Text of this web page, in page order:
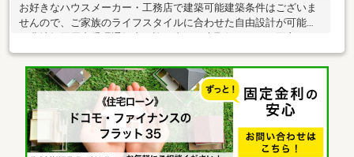
お好きなハウスメーカー・工務店で建築可能建築条件はございま
せんので、ご家族のライフスタイルに合わせた自由設計が可能で
す農地転用届出受理通知書（許可書）は未取得につき、買主にて
届出が必要です